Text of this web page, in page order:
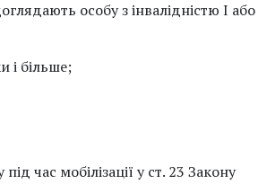
особу з інвалідністю І або
і більше;
час мобілізації у ст. 23 Закону